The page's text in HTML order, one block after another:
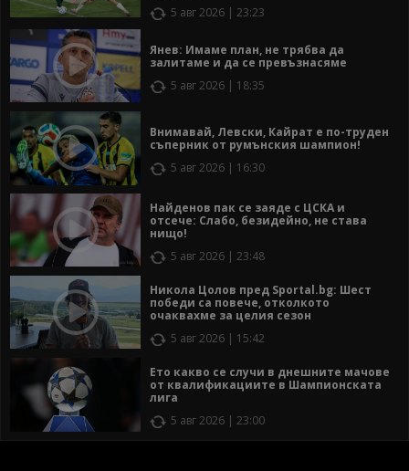
5 авг 2026 | 23:23
Янев: Имаме план, не трябва да
залитаме и да се превъзнасяме
5 авг 2026 | 18:35
Внимавай, Левски, Кайрат е по-труден
съперник от румънския шампион!
5 авг 2026 | 16:30
Найденов пак се заяде с ЦСКА и
отсече: Слабо, безидейно, не става
нищо!
5 авг 2026 | 23:48
Никола Цолов пред Sportal.bg: Шест
победи са повече, отколкото
очаквахме за целия сезон
5 авг 2026 | 15:42
Ето какво се случи в днешните мачове
от квалификациите в Шампионската
лига
5 авг 2026 | 23:00